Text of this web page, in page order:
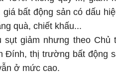
bất động sản có dấu
quà, chiết khấu...
giảm nhưng theo Chủ
Đính, thị trường bất động
ở mức cao.